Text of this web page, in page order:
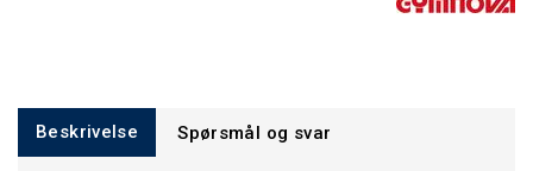
Beskrivelse Spørsmål og svar